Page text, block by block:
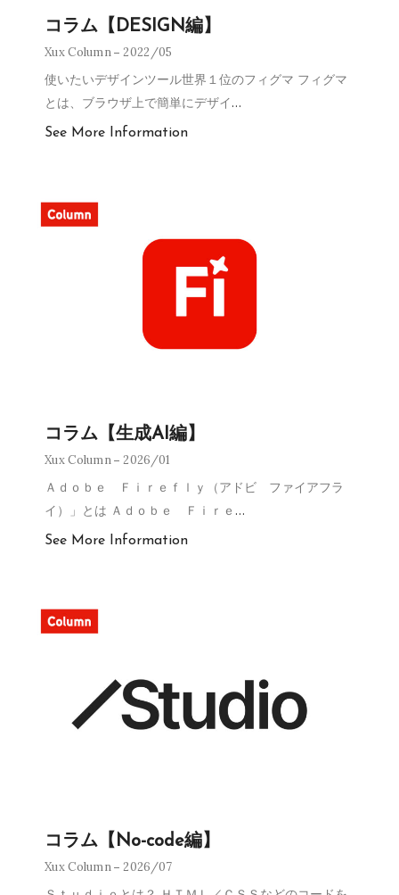
コラム【DESIGN編】
Xux Column 2022/05
使いたいデザインツール世界１位のフィグマ フィグマ
とは、ブラウザ上で簡単にデザイ…
See More Information
コラム【生成AI編】
Xux Column 2026/01
Ａｄｏｂｅ Ｆｉｒｅｆｌｙ（アドビ ファイアフラ
イ）」とは Ａｄｏｂｅ Ｆｉｒｅ …
See More Information
コラム【No-code編】
Xux Column 2026/07